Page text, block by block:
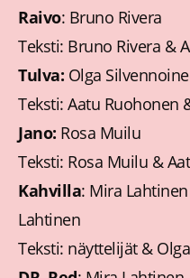
Raivo: Bruno Rivera
Teksti: Bruno Rivera &
Tulva: Olga
Teksti: Aatu Ruohonen
Jano: Rosa Muilu
Teksti: Rosa Muilu &
Kahvilla: Mira
Lahtinen
Teksti: näyttelijät &